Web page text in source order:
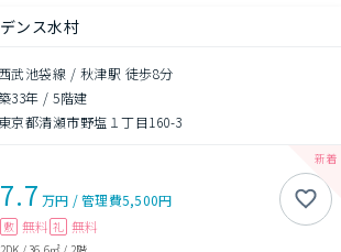
ンス水村
武池袋線 / 秋津駅 徒歩8分
33年 /5階建
東京都清瀬市野塩１丁目160-3
7.7 万円 /管理費5,500円
敷 無料 礼 無料
2DK /36.6㎡ / 2階